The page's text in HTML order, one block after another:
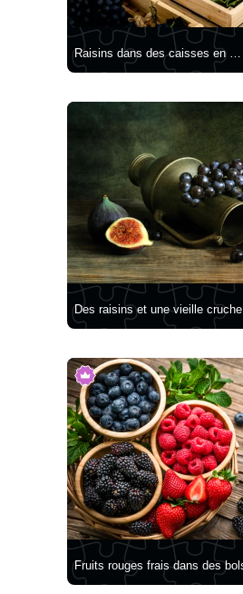
Raisins dans des caisses en bois
Des raisins et une vieille cruche